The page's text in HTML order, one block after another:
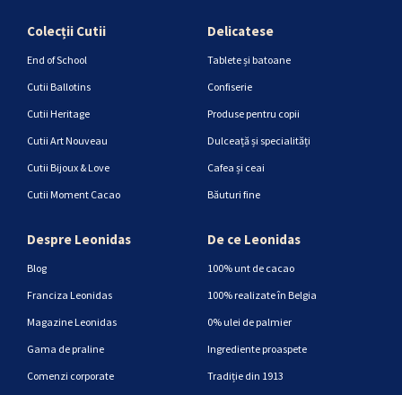
Colecții Cutii
End of School
Cutii Ballotins
Cutii Heritage
Cutii Art Nouveau
Cutii Bijoux & Love
Cutii Moment Cacao
Delicatese
Tablete și batoane
Confiserie
Produse pentru copii
Dulceață și specialități
Cafea și ceai
Băuturi fine
Despre Leonidas
Blog
Franciza Leonidas
Magazine Leonidas
Gama de praline
Comenzi corporate
De ce Leonidas
100% unt de cacao
100% realizate în Belgia
0% ulei de palmier
Ingrediente proaspete
Tradiție din 1913